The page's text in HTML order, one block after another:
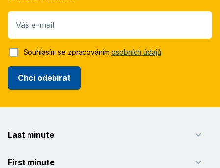
Váš e-mail
Chci odebírat
Souhlasím se zpracováním osobních údajů
Last minute
First minute